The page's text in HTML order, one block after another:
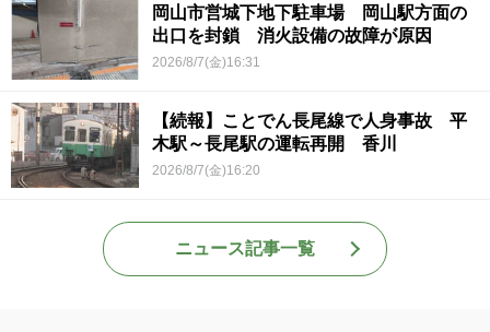
岡山市営城下地下駐車場 岡山駅方面の
出口を封鎖 消火設備の故障が原因
2026/8/7(金)16:31
【続報】ことでん長尾線で人身事故 平
木駅～長尾駅の運転再開 香川
2026/8/7(金)16:20
ニュース記事一覧